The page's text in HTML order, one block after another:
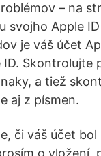
– na
svojho Apple
je váš účet
Skontrolujte
a tiež
aj z písmen.
či váš účet
o vložení,